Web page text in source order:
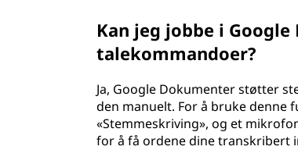
Kan jeg jobbe i
talekommandoer?
Ja, Google Dokumenter støtter
den manuelt. For å bruke denne
«Stemmeskriving», og et
for å få ordene dine transkribert